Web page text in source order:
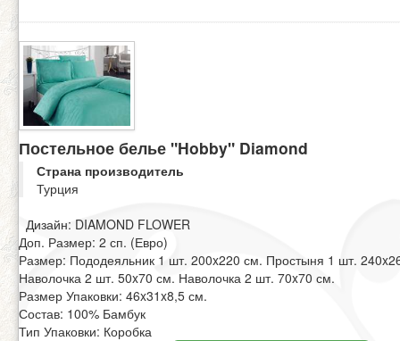
Постельное белье "Hobby" Diamond
Страна производитель
Турция
Дизайн: DIAMOND FLOWER
Доп. Размер: 2 сп. (Евро)
Размер: Пододеяльник 1 шт. 200x220 см. Простыня 1 шт.
Наволочка 2 шт. 50x70 см. Наволочка 2 шт. 70x70 см.
Размер Упаковки: 46x31x8,5 см.
Состав: 100% Бамбук
Тип Упаковки: Коробка